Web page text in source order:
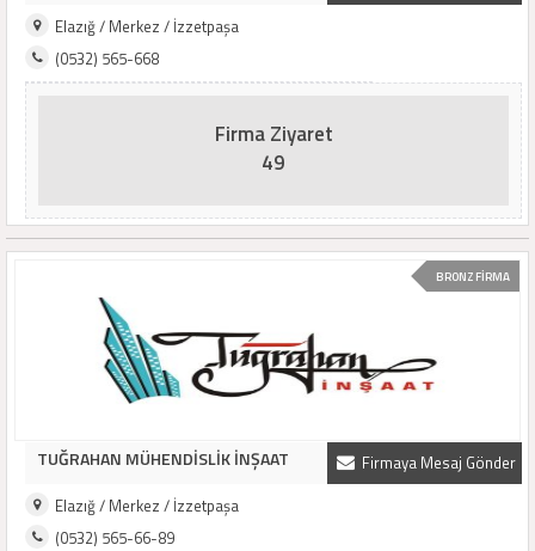
Elazığ / Merkez / İzzetpaşa
(0532) 565-668
Firma Ziyaret
49
BRONZ FİRMA
Firmaya Mesaj Gönder
TUĞRAHAN MÜHENDİSLİK İNŞAAT
Elazığ / Merkez / İzzetpaşa
(0532) 565-66-89